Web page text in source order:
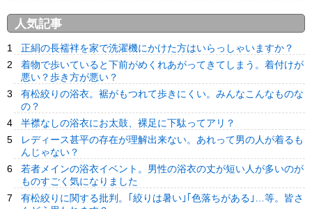
人気記事
正絹の長襦袢を家で洗濯機にかけた方はいらっしゃいますか？
着物で歩いていると下前がめくれあがってきてしまう。着付けが
悪い？歩き方が悪い？
有松絞りの浴衣。裾がもつれて歩きにくい。みんなこんなものな
の？
半襟なしの浴衣にお太鼓、裸足に下駄ってアリ？
レディース甚平の存在が理解出来ない。あれって男の人が着るも
んじゃない？
若者メインの浴衣イベント。男性の浴衣の丈が短い人が多いのが
ものすごく気になりました
有松絞りに関する批判。｢絞りは暑い｣｢色落ちがある｣…等。皆さ